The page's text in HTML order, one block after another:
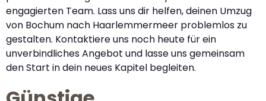
engagierten Team. Lass uns dir helfen, deinen Umzug
von Bochum nach Haarlemmermeer problemlos zu
gestalten. Kontaktiere uns noch heute für ein
unverbindliches Angebot und lasse uns gemeinsam
den Start in dein neues Kapitel begleiten.